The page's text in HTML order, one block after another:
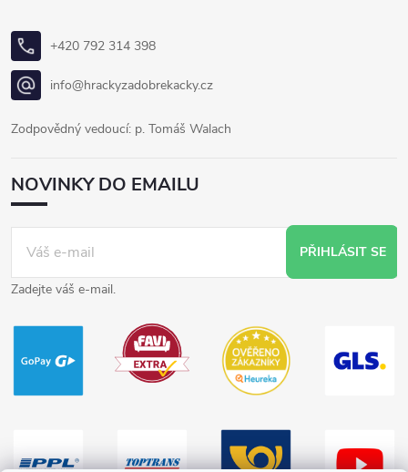
+420 792 314 398
info@hrackyzadobrekacky.cz
Zodpovědný vedoucí: p. Tomáš Walach
NOVINKY DO EMAILU
PŘIHLÁSIT SE
Zadejte váš e-mail.